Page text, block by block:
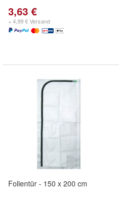
3,63 €
+ 4,99 € Versand
Folientür - 150 x 200 cm